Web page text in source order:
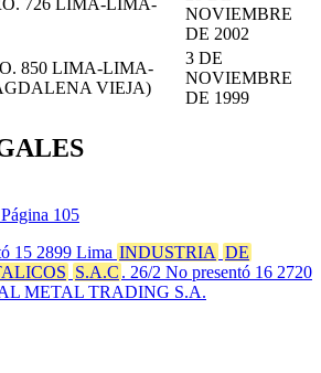
726 LIMA-LIMA-
NOVIEMBRE
DE 2002
850 LIMA-LIMA-
VIEJA)
3 DE
NOVIEMBRE
DE 1999
Página 105
15 2899 Lima INDUSTRIA DE
S.A.C . 26/2 No presentó 16 2720
METAL TRADING S.A.